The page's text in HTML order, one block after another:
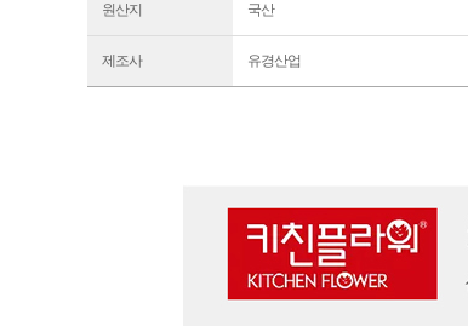
원산지 국산
제조사 유경산업